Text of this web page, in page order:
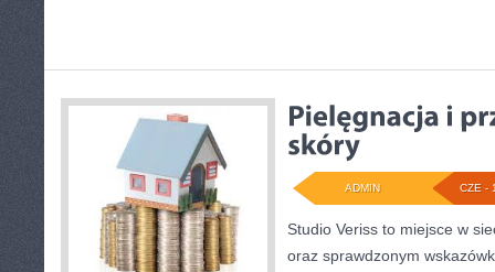
CZE -
ADMIN
Studio Veriss to miejsce w
oraz sprawdzonym